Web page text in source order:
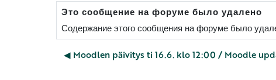
Это сообщение на форуме было удалено
Количество ответов: 0
Содержание этого сообщения на форуме было
◀︎ Moodlen päivitys ti 16.6. klo 12:00 / Moodle